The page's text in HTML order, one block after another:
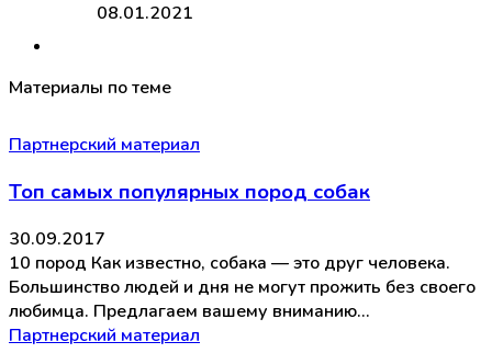
08.01.2021
Материалы по теме
Партнерский материал
Топ самых популярных пород собак
30.09.2017
10 пород Как известно, собака — это друг человека.
Большинство людей и дня не могут прожить без своего
любимца. Предлагаем вашему вниманию…
Партнерский материал